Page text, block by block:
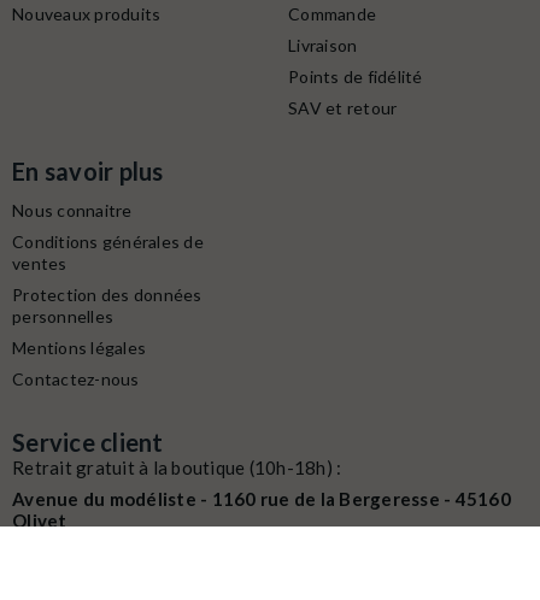
Nouveaux produits
Commande
Livraison
Points de fidélité
SAV et retour
En savoir plus
Nous connaitre
Conditions générales de
ventes
Protection des données
personnelles
Mentions légales
Contactez-nous
Service client
Retrait gratuit à la boutique (10h-18h) :
Avenue du modéliste - 1160 rue de la Bergeresse - 45160
Olivet